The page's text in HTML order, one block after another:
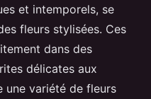
et intemporels, se
fleurs stylisées. Ces
dans des
délicates aux
une variété de fleurs